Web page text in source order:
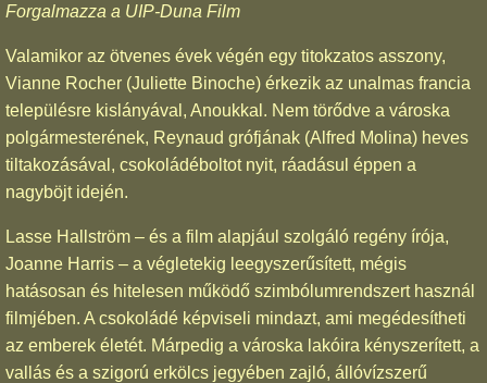
Forgalmazza a UIP-Duna Film
Valamikor az ötvenes évek végén egy titokzatos asszony,
Vianne Rocher (Juliette Binoche) érkezik az unalmas francia
településre kislányával, Anoukkal. Nem törődve a városka
polgármesterének, Reynaud grófjának (Alfred Molina) heves
tiltakozásával, csokoládéboltot nyit, ráadásul éppen a
nagyböjt idején.
Lasse Hallström – és a film alapjául szolgáló regény írója,
Joanne Harris – a végletekig leegyszerűsített, mégis
hatásosan és hitelesen működő szimbólumrendszert használ
filmjében. A csokoládé képviseli mindazt, ami megédesítheti
az emberek életét. Márpedig a városka lakóira kényszerített, a
vallás és a szigorú erkölcs jegyében zajló, állóvízszerű